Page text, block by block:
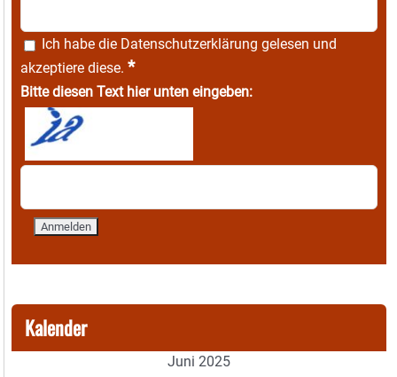
Ich habe die Datenschutzerklärung gelesen und
akzeptiere diese. *
Bitte diesen Text hier unten eingeben:
Kalender
Juni 2025